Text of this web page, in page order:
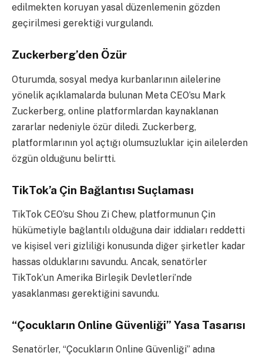
edilmekten koruyan yasal düzenlemenin gözden
geçirilmesi gerektiği vurgulandı.
Zuckerberg’den Özür
Oturumda, sosyal medya kurbanlarının ailelerine
yönelik açıklamalarda bulunan Meta CEO’su Mark
Zuckerberg, online platformlardan kaynaklanan
zararlar nedeniyle özür diledi. Zuckerberg,
platformlarının yol açtığı olumsuzluklar için ailelerden
özgün olduğunu belirtti.
TikTok’a Çin Bağlantısı Suçlaması
TikTok CEO’su Shou Zi Chew, platformunun Çin
hükümetiyle bağlantılı olduğuna dair iddiaları reddetti
ve kişisel veri gizliliği konusunda diğer şirketler kadar
hassas olduklarını savundu. Ancak, senatörler
TikTok’un Amerika Birleşik Devletleri’nde
yasaklanması gerektiğini savundu.
“Çocukların Online Güvenliği” Yasa Tasarısı
Senatörler, “Çocukların Online Güvenliği” adına